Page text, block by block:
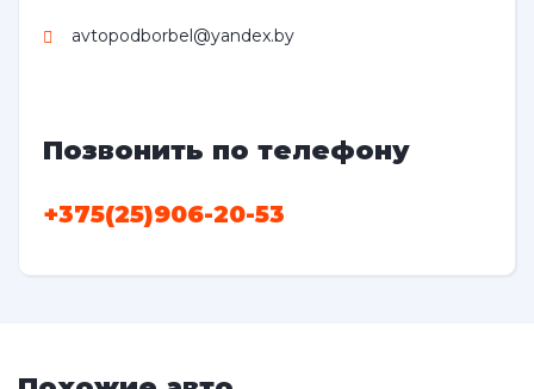
avtopodborbel@yandex.by
Позвонить по телефону
+375(25)906-20-53